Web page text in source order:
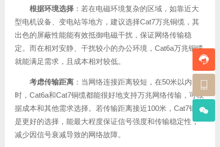
根据环境选择 ：若在电磁环境复杂的区域，如靠近大
型电机设备、变电站等地方，建议选择Cat7万兆铜缆，其
出色的屏蔽性能能有效抵御电磁干扰，保证网络传输稳
定。而在相对安静、干扰较小的办公环境，Cat6a万兆铜缆
就能满足需求，且成本相对较低。
考虑传输距离 ：当网络连接距离较短，在50米以内
时，Cat6a和Cat7铜缆都能很好地支持万兆网络传输，可根
据成本和其他需求选择。若传输距离接近100米，Cat7铜缆
是更好的选择，能最大程度保证信号强度和传输稳定性，
减少因信号衰减导致的网络故障。